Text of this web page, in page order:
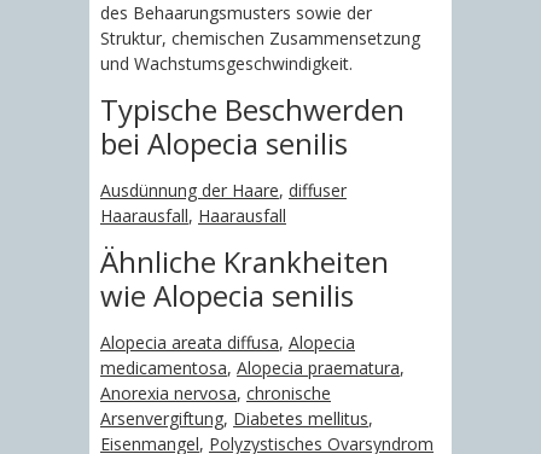
des Behaarungsmusters sowie der
Struktur, chemischen Zusammensetzung
und Wachstumsgeschwindigkeit.
Typische Beschwerden
bei Alopecia senilis
Ausdünnung der Haare, diffuser
Haarausfall, Haarausfall
Ähnliche Krankheiten
wie Alopecia senilis
Alopecia areata diffusa, Alopecia
medicamentosa, Alopecia praematura,
Anorexia nervosa, chronische
Arsenvergiftung, Diabetes mellitus,
Eisenmangel, Polyzystisches Ovarsyndrom